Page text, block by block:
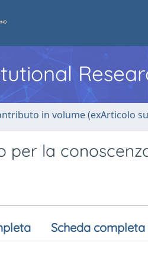
in volume (exArticolo
per la
Scheda completa